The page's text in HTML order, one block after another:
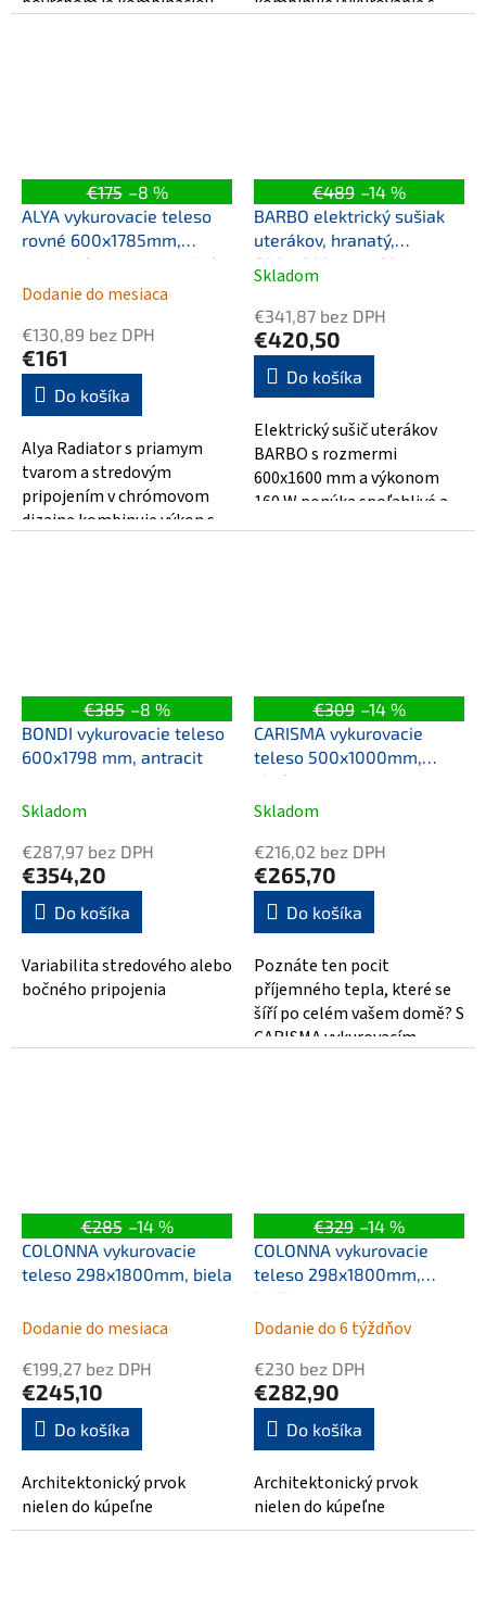
€175 –8 %
ALYA vykurovacie teleso
rovné 600x1785mm,
stredové pripojenie, chróm
Dodanie do mesiaca
€130,89 bez DPH
€161
Do košíka
Alya Radiator s priamym
tvarom a stredovým
pripojením v chrómovom
dizajne kombinuje výkon s
€489 –14 %
BARBO elektrický sušiak
uterákov, hranatý,
600x1600mm, 160 W,
čierna mat
Priemerné
hodnotenie
produktu
je
5,0
z
5
hviezdičiek.
Skladom
€341,87 bez DPH
€420,50
Do košíka
Elektrický sušič uterákov
BARBO s rozmermi
600x1600 mm a výkonom
160 W ponúka spoľahlivé a
estetické elektrické kúrenie
€385 –8 %
BONDI vykurovacie teleso
600x1798 mm, antracit
Skladom
€287,97 bez DPH
€354,20
Do košíka
Variabilita stredového alebo
bočného pripojenia
€309 –14 %
CARISMA vykurovacie
teleso 500x1000mm,
chróm
Skladom
€216,02 bez DPH
€265,70
Do košíka
Poznáte ten pocit
příjemného tepla, které se
šíří po celém vašem domě? S
CARISMA vykurovacím
€285 –14 %
COLONNA vykurovacie
teleso 298x1800mm, biela
Dodanie do mesiaca
€199,27 bez DPH
€245,10
Do košíka
Architektonický prvok
nielen do kúpeľne
€329 –14 %
COLONNA vykurovacie
teleso 298x1800mm,
bridlica s texturou
Dodanie do 6 týždňov
€230 bez DPH
€282,90
Do košíka
Architektonický prvok
nielen do kúpeľne